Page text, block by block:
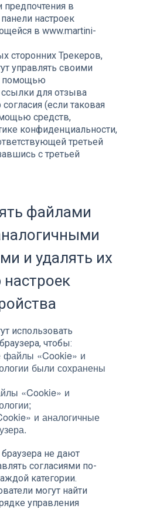
предпочтения в
настроек
в www.martini-
сторонних Трекеров,
управлять своими
помощью
для отзыва
(если таковая
средств,
конфиденциальности,
третьей
с третьей
файлами
и удалять их
использовать
чтобы:
файлы «Cookie» и
были сохранены
«Cookie» и
и аналогичные
не дают
согласиями по-
категории.
могут найти
управления